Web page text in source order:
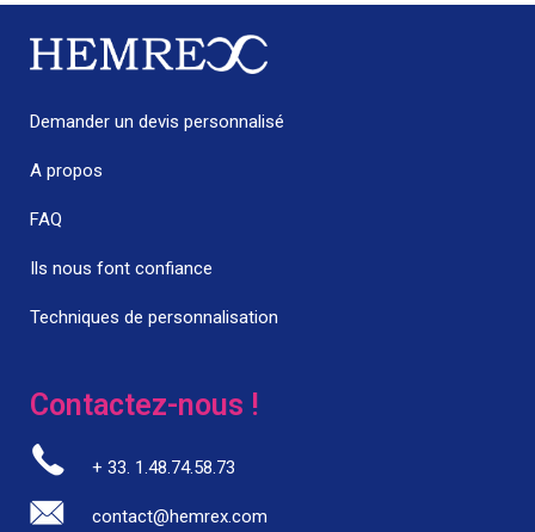
Demander un devis personnalisé
A propos
FAQ
Ils nous font confiance
Techniques de personnalisation
Contactez-nous !
+ 33. 1.48.74.58.73
contact@hemrex.com